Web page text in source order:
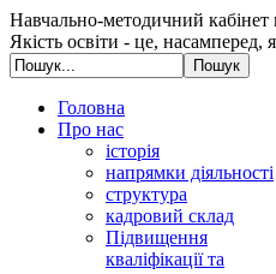
Навчально-методичний кабінет
Якість освіти - це, насамперед,
Головна
Про нас
історія
напрямки діяльності
структура
кадровий склад
Підвищення
кваліфікації та